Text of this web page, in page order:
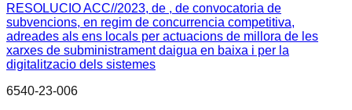
RESOLUCIO ACC//2023, de , de convocatoria de
subvencions, en regim de concurrencia competitiva,
adreades als ens locals per actuacions de millora de les
xarxes de subministrament daigua en baixa i per la
digitalitzacio dels sistemes
6540-23-006